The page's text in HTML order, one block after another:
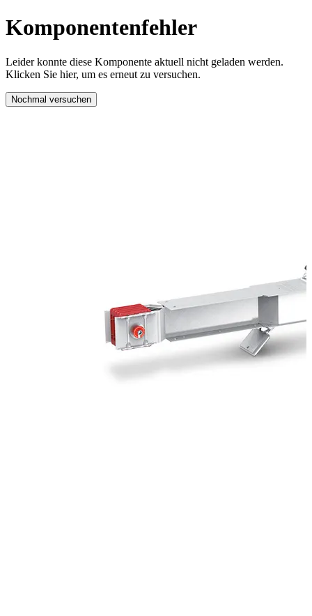
Komponentenfehler
Leider konnte diese Komponente aktuell nicht geladen werden.
Klicken Sie hier, um es erneut zu versuchen.
Nochmal versuchen